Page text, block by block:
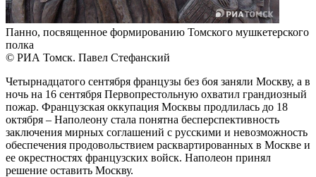
Панно, посвященное формированию Томского мушкетерского
полка
© РИА Томск. Павел Стефанский
Четырнадцатого сентября французы без боя заняли Москву, а в
ночь на 16 сентября Первопрестольную охватил грандиозный
пожар. Французская оккупация Москвы продлилась до 18
октября – Наполеону стала понятна бесперспективность
заключения мирных соглашений с русскими и невозможность
обеспечения продовольствием расквартированных в Москве и
ее окрестностях французских войск. Наполеон принял
решение оставить Москву.